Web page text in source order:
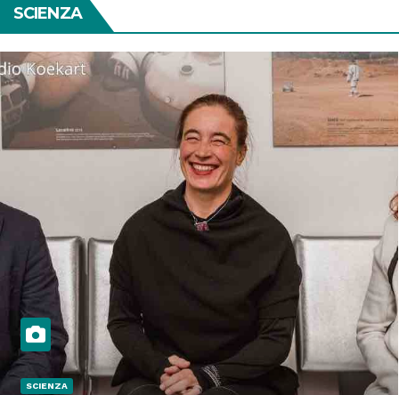
SCIENZA
SCIENZA